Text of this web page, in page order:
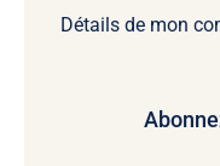
Détails de mon